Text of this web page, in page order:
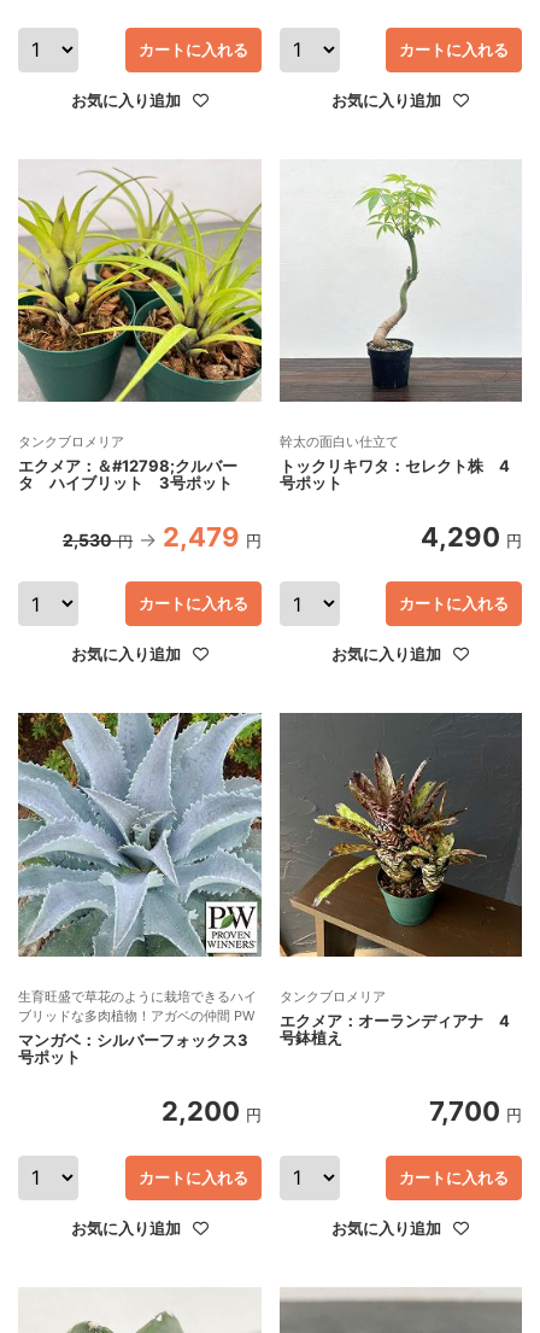
お気に入り追加
カートに入れる
お気に入り追加
カートに入れる
タンクブロメリア
エクメア：＆#12798;クルバー
タ ハイブリット 3号ポット
2,530 円 2,479 円
お気に入り追加
カートに入れる
幹太の面白い仕立て
トックリキワタ：セレクト株 4
号ポット
4,290 円
お気に入り追加
カートに入れる
生育旺盛で草花のように栽培できるハイ
ブリッドな多肉植物！アガベの仲間 PW
マンガベ：シルバーフォックス3
号ポット
2,200 円
お気に入り追加
カートに入れる
タンクブロメリア
エクメア：オーランディアナ 4
号鉢植え
7,700 円
お気に入り追加
カートに入れる